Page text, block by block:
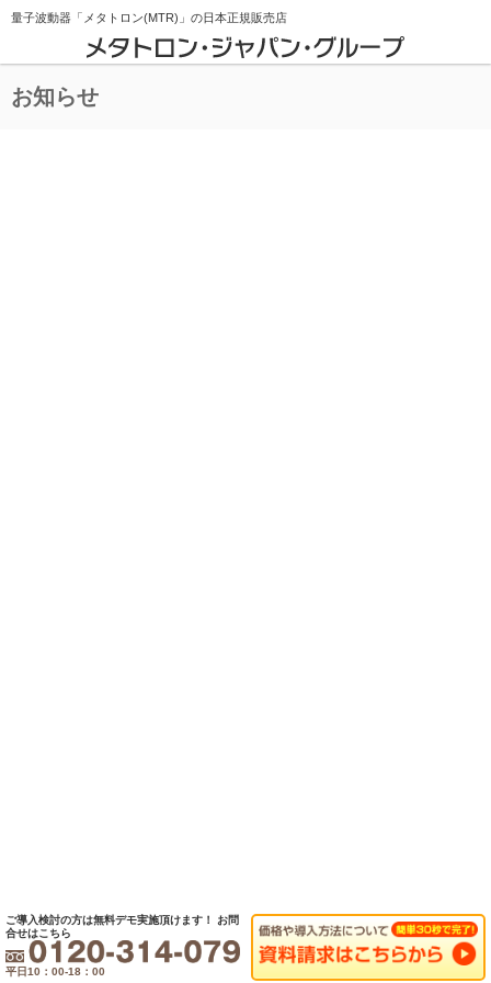
量子波動器「メタトロン(MTR)」の日本正規販売店
ご導入検討の方は無料デモ実施頂けます！
お問
合せはこちら
平日10：00-18：00
お知らせ